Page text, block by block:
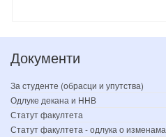
Документи
За студенте (обрасци и упутства)
Одлуке декана и ННВ
Статут факултета
Статут факултета - одлука о изменама